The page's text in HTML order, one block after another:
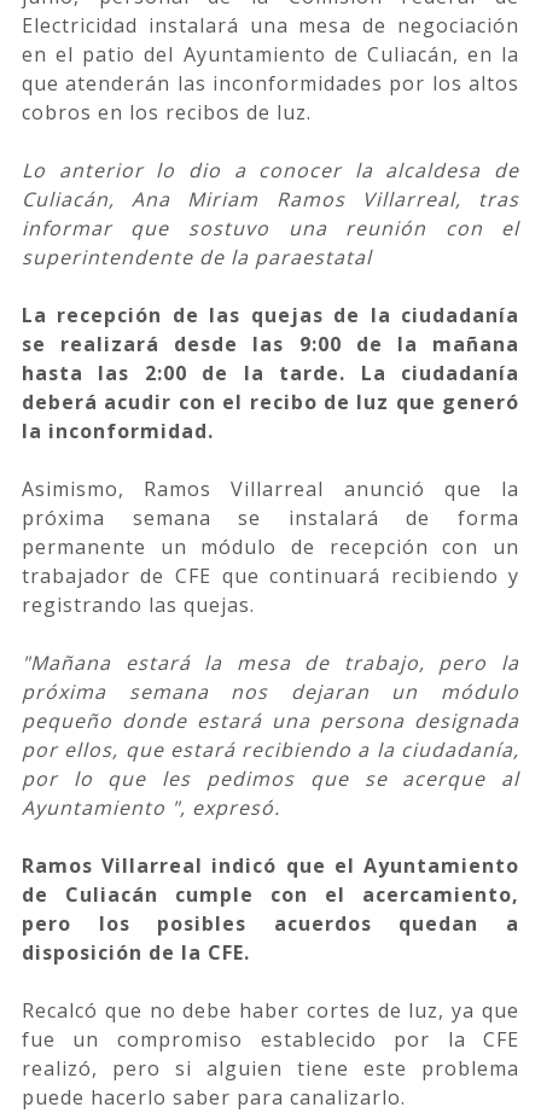
Electricidad instalará una mesa de negociación
en el patio del Ayuntamiento de Culiacán, en la
que atenderán las inconformidades por los altos
cobros en los recibos de luz.
Lo anterior lo dio a conocer la alcaldesa de
Culiacán, Ana Miriam Ramos Villarreal, tras
informar que sostuvo una reunión con el
superintendente de la paraestatal
La recepción de las quejas de la ciudadanía
se realizará desde las 9:00 de la mañana
hasta las 2:00 de la tarde. La ciudadanía
deberá acudir con el recibo de luz que generó
la inconformidad.
Asimismo, Ramos Villarreal anunció que la
próxima semana se instalará de forma
permanente un módulo de recepción con un
trabajador de CFE que continuará recibiendo y
registrando las quejas.
"Mañana estará la mesa de trabajo, pero la
próxima semana nos dejaran un módulo
pequeño donde estará una persona designada
por ellos, que estará recibiendo a la ciudadanía,
por lo que les pedimos que se acerque al
Ayuntamiento ", expresó.
Ramos Villarreal indicó que el Ayuntamiento
de Culiacán cumple con el acercamiento,
pero los posibles acuerdos quedan a
disposición de la CFE.
Recalcó que no debe haber cortes de luz, ya que
fue un compromiso establecido por la CFE
realizó, pero si alguien tiene este problema
puede hacerlo saber para canalizarlo.